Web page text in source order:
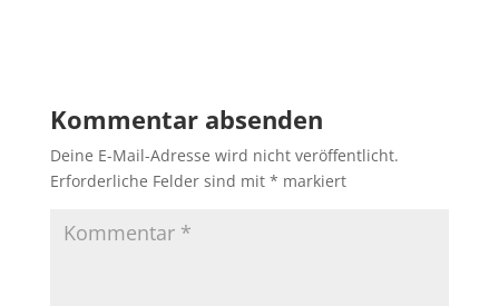
Kommentar absenden
Deine E-Mail-Adresse wird nicht veröffentlicht.
Erforderliche Felder sind mit * markiert